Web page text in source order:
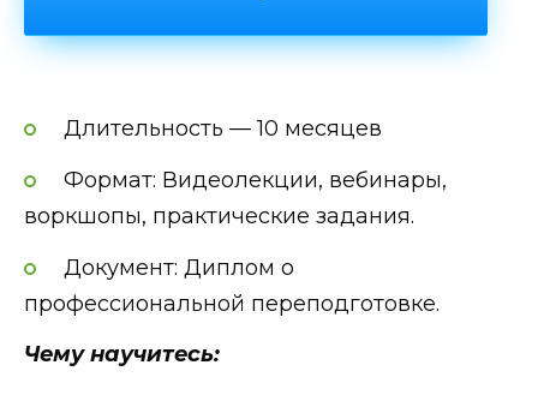
Длительность — 10 месяцев
Формат: Видеолекции, вебинары,
воркшопы, практические задания.
Документ: Диплом о
профессиональной переподготовке.
Чему научитесь: